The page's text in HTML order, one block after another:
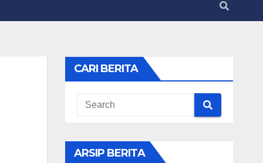
CARI BERITA
ARSIP BERITA